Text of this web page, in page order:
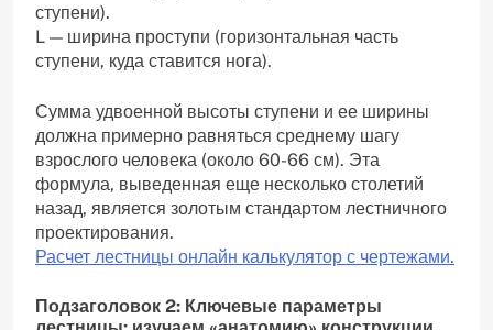
ступени).
L — ширина проступи (горизонтальная часть
ступени, куда ставится нога).
Сумма удвоенной высоты ступени и ее ширины
должна примерно равняться среднему шагу
взрослого человека (около 60-66 см). Эта
формула, выведенная еще несколько столетий
назад, является золотым стандартом лестничного
проектирования.
Расчет лестницы онлайн калькулятор с чертежами.
Подзаголовок 2: Ключевые параметры